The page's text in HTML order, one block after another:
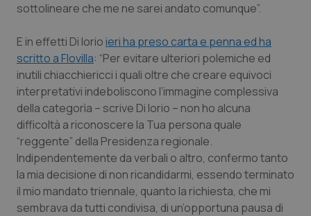
Rene & patologie urogenitali
Salute orale & impianti
Sangue & coagulazione
Tiroide
Tumore al seno
Tumore ovarico
sottolineare che me ne sarei andato comunque”.
E in effetti Di Iorioieri ha preso carta e penna ed ha
scritto a Flovilla: “Per evitare ulteriori polemiche ed
inutili chiacchiericci i quali oltre che creare equivoci
interpretativi indeboliscono l’immagine complessiva
della categorìa – scrive Di Iorio – non ho alcuna
difficoltà a riconoscere la Tua persona quale
“reggente” della Presidenza regionale.
Indipendentemente da verbali o altro, confermo tanto
la mia decisione di non ricandidarmi, essendo terminato
il mio mandato triennale, quanto la richiesta, che mi
sembrava da tutti condivisa, di un’opportuna pausa di